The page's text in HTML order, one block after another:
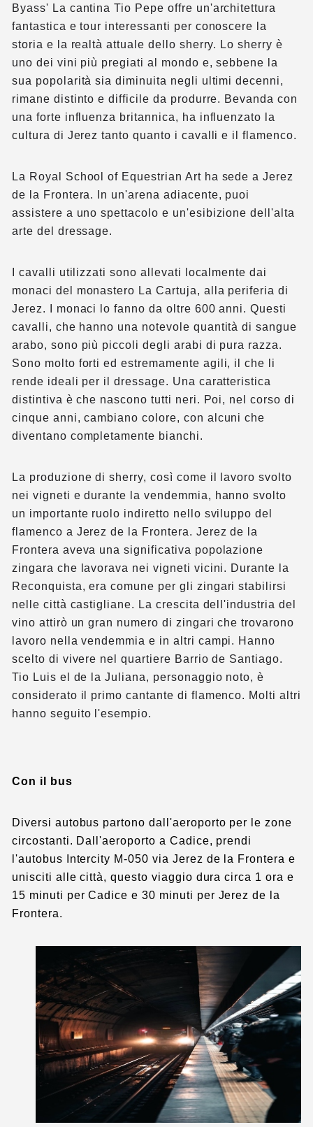
Byass' La cantina Tio Pepe offre un'architettura
fantastica e tour interessanti per conoscere la
storia e la realtà attuale dello sherry. Lo sherry è
uno dei vini più pregiati al mondo e, sebbene la
sua popolarità sia diminuita negli ultimi decenni,
rimane distinto e difficile da produrre. Bevanda con
una forte influenza britannica, ha influenzato la
cultura di Jerez tanto quanto i cavalli e il flamenco.
La Royal School of Equestrian Art ha sede a Jerez
de la Frontera. In un'arena adiacente, puoi
assistere a uno spettacolo e un'esibizione dell'alta
arte del dressage.
I cavalli utilizzati sono allevati localmente dai
monaci del monastero La Cartuja, alla periferia di
Jerez. I monaci lo fanno da oltre 600 anni. Questi
cavalli, che hanno una notevole quantità di sangue
arabo, sono più piccoli degli arabi di pura razza.
Sono molto forti ed estremamente agili, il che li
rende ideali per il dressage. Una caratteristica
distintiva è che nascono tutti neri. Poi, nel corso di
cinque anni, cambiano colore, con alcuni che
diventano completamente bianchi.
La produzione di sherry, così come il lavoro svolto
nei vigneti e durante la vendemmia, hanno svolto
un importante ruolo indiretto nello sviluppo del
flamenco a Jerez de la Frontera. Jerez de la
Frontera aveva una significativa popolazione
zingara che lavorava nei vigneti vicini. Durante la
Reconquista, era comune per gli zingari stabilirsi
nelle città castigliane. La crescita dell'industria del
vino attirò un gran numero di zingari che trovarono
lavoro nella vendemmia e in altri campi. Hanno
scelto di vivere nel quartiere Barrio de Santiago.
Tio Luis el de la Juliana, personaggio noto, è
considerato il primo cantante di flamenco. Molti altri
hanno seguito l'esempio.
Con il bus
Diversi autobus partono dall'aeroporto per le zone
circostanti. Dall'aeroporto a Cadice, prendi
l'autobus Intercity M-050 via Jerez de la Frontera e
unisciti alle città, questo viaggio dura circa 1 ora e
15 minuti per Cadice e 30 minuti per Jerez de la
Frontera.